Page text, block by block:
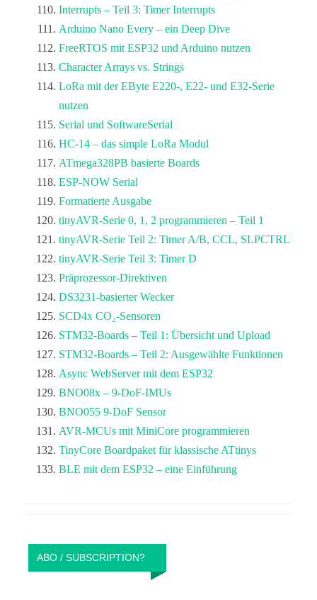
Interrupts – Teil 3: Timer Interrupts
Arduino Nano Every – ein Deep Dive
FreeRTOS mit ESP32 und Arduino nutzen
Character Arrays vs. Strings
LoRa mit der EByte E220-, E22- und E32-Serie
nutzen
Serial und SoftwareSerial
HC-14 – das simple LoRa Modul
ATmega328PB basierte Boards
ESP-NOW Serial
Formatierte Ausgabe
tinyAVR-Serie 0, 1, 2 programmieren – Teil 1
tinyAVR-Serie Teil 2: Timer A/B, CCL, SLPCTRL
tinyAVR-Serie Teil 3: Timer D
Präprozessor-Direktiven
DS3231-basierter Wecker
SCD4x CO₂-Sensoren
STM32-Boards – Teil 1: Übersicht und Upload
STM32-Boards – Teil 2: Ausgewählte Funktionen
Async WebServer mit dem ESP32
BNO08x – 9-DoF-IMUs
BNO055 9-DoF Sensor
AVR-MCUs mit MiniCore programmieren
TinyCore Boardpaket für klassische ATtinys
BLE mit dem ESP32 – eine Einführung
ABO / SUBSCRIPTION?